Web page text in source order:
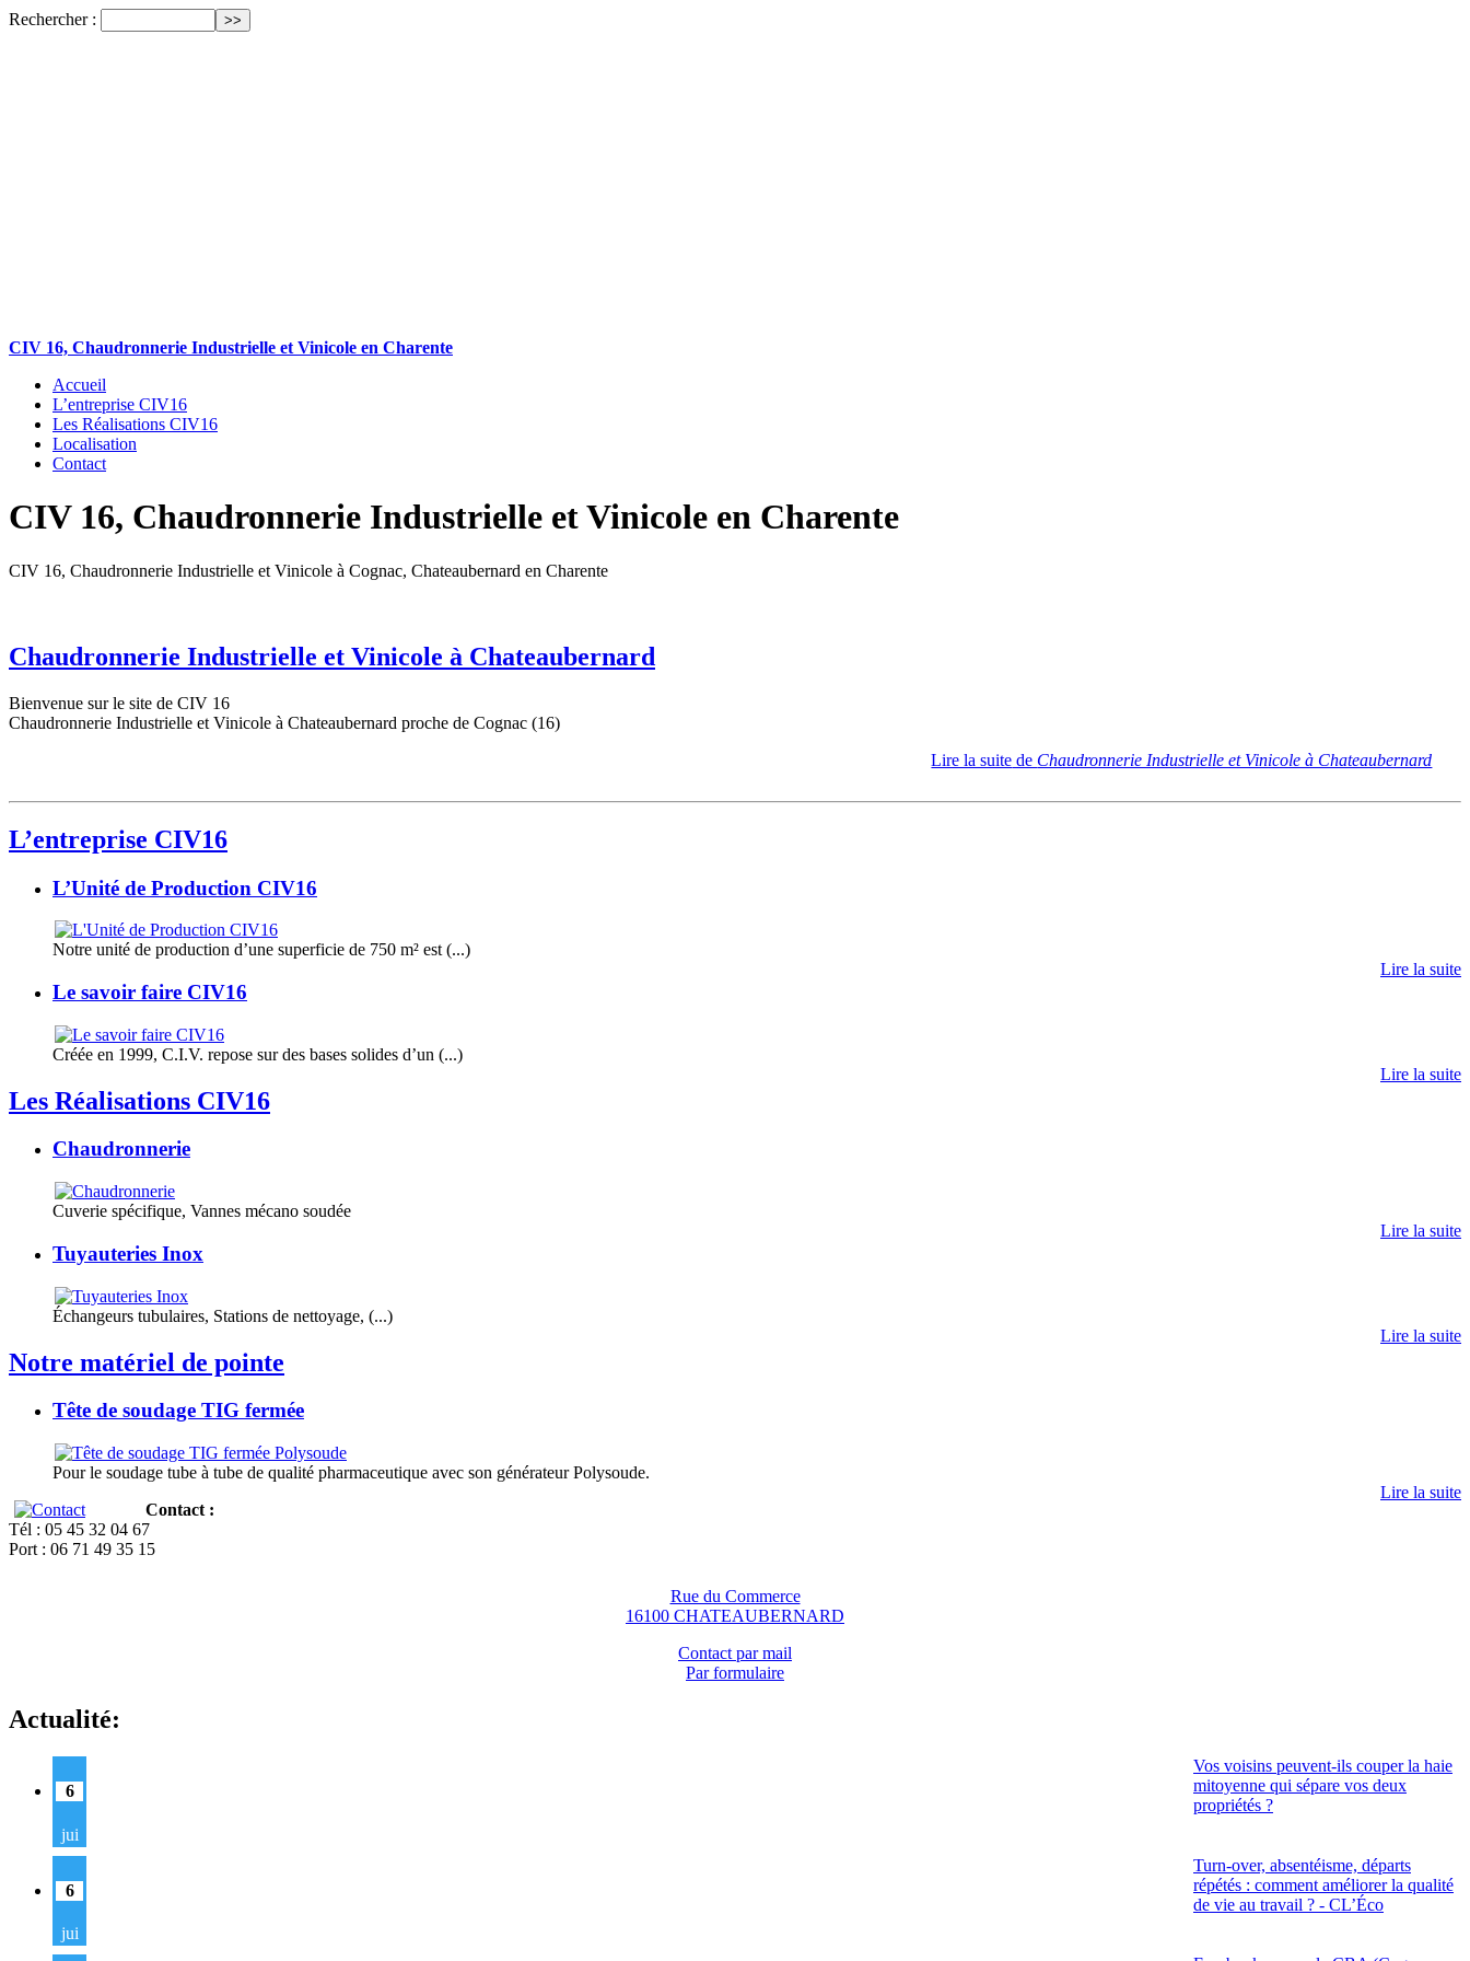
Rechercher :
CIV 16, Chaudronnerie Industrielle et Vinicole en Charente
Accueil
L’entreprise CIV16
Les Réalisations CIV16
Localisation
Contact
CIV 16, Chaudronnerie Industrielle et Vinicole en Charente
CIV 16, Chaudronnerie Industrielle et Vinicole à Cognac, Chateaubernard en Charente
Chaudronnerie Industrielle et Vinicole à Chateaubernard
Bienvenue sur le site de CIV 16
Chaudronnerie Industrielle et Vinicole à Chateaubernard proche de Cognac (16)
Lire la suite de Chaudronnerie Industrielle et Vinicole à Chateaubernard
L’entreprise CIV16
L’Unité de Production CIV16
Notre unité de production d’une superficie de 750 m² est (...)
Lire la suite
Le savoir faire CIV16
Créée en 1999, C.I.V. repose sur des bases solides d’un (...)
Lire la suite
Les Réalisations CIV16
Chaudronnerie
Cuverie spécifique, Vannes mécano soudée
Lire la suite
Tuyauteries Inox
Échangeurs tubulaires, Stations de nettoyage, (...)
Lire la suite
Notre matériel de pointe
Tête de soudage TIG fermée
Pour le soudage tube à tube de qualité pharmaceutique avec son générateur Polysoude.
Lire la suite
Contact :
Tél : 05 45 32 04 67
Port : 06 71 49 35 15
Rue du Commerce
16100 CHATEAUBERNARD
Contact par mail
Par formulaire
Actualité:
Vos voisins peuvent-ils couper la haie
mitoyenne qui sépare vos deux
propriétés ?
6
jui
Turn-over, absentéisme, départs
répétés : comment améliorer la qualité
de vie au travail ? - CL’Éco
6
jui